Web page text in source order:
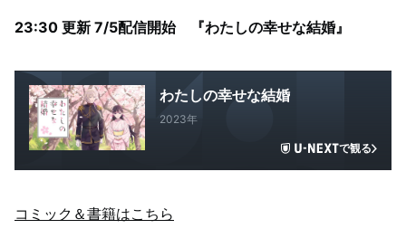
23:30 更新 7/5配信開始 『わたしの幸せな結婚』
わたしの幸せな結婚
2023年
で観る
コミック＆書籍はこちら